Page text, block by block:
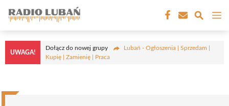
treści
UWAGA!
Dołącz do nowej grupy
Lubań - Ogłoszenia | Sprzedam |
Kupię | Zamienię | Praca